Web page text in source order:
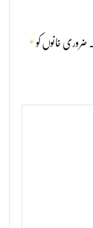
ضروری خانوں کو*